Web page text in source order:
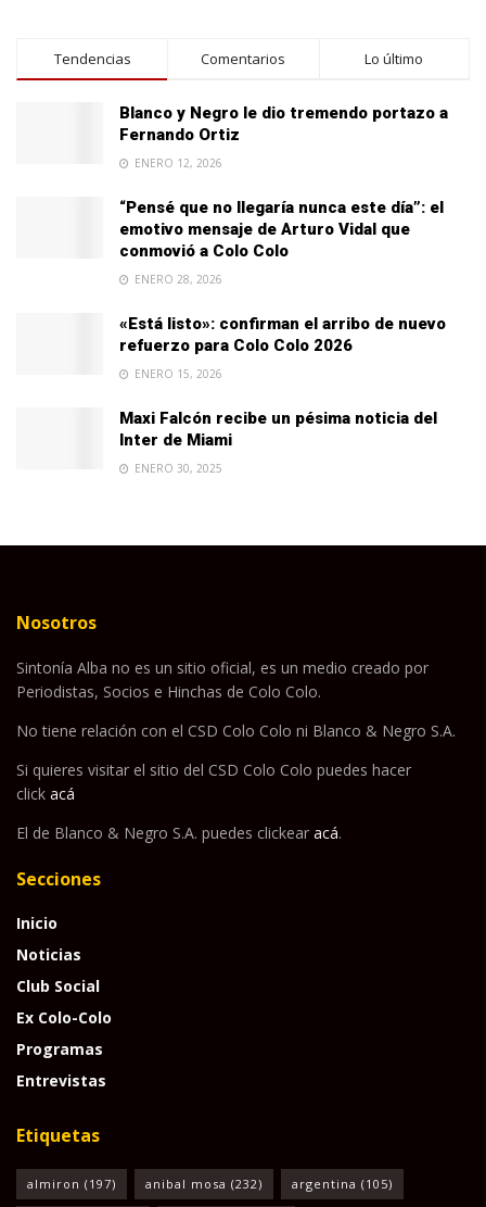
Tendencias Comentarios Lo último
Blanco y Negro le dio tremendo portazo a
Fernando Ortiz
ENERO 12, 2026
“Pensé que no llegaría nunca este día”: el
emotivo mensaje de Arturo Vidal que
conmovió a Colo Colo
ENERO 28, 2026
«Está listo»: confirman el arribo de nuevo
refuerzo para Colo Colo 2026
ENERO 15, 2026
Maxi Falcón recibe un pésima noticia del
Inter de Miami
ENERO 30, 2025
Nosotros
Sintonía Alba no es un sitio oficial, es un medio creado por
Periodistas, Socios e Hinchas de Colo Colo.
No tiene relación con el CSD Colo Colo ni Blanco & Negro S.A.
Si quieres visitar el sitio del CSD Colo Colo puedes hacer
click acá
El de Blanco & Negro S.A. puedes clickear acá.
Secciones
Inicio
Noticias
Club Social
Ex Colo-Colo
Programas
Entrevistas
Etiquetas
almiron (197) anibal mosa (232) argentina (105)